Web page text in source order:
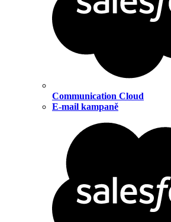
Communication Cloud
E-mail kampaně